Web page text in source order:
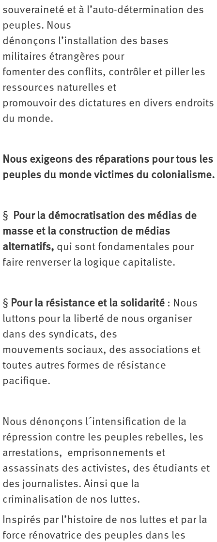
souveraineté et à l’auto-détermination des
peuples. Nous
dénonçons l’installation des bases
militaires étrangères pour
fomenter des conflits, contrôler et piller les
ressources naturelles et
promouvoir des dictatures en divers endroits
du monde.
Nous exigeons des réparations pour tous les
peuples du monde victimes du colonialisme.
§ Pour la démocratisation des médias de
masse et la construction de médias
alternatifs, qui sont fondamentales pour
faire renverser la logique capitaliste.
§ Pour la résistance et la solidarité : Nous
luttons pour la liberté de nous organiser
dans des syndicats, des
mouvements sociaux, des associations et
toutes autres formes de résistance
pacifique.
Nous dénonçons l´intensification de la
répression contre les peuples rebelles, les
arrestations, emprisonnements et
assassinats des activistes, des étudiants et
des journalistes. Ainsi que la
criminalisation de nos luttes.
Inspirés par l’histoire de nos luttes et par la
force rénovatrice des peuples dans les